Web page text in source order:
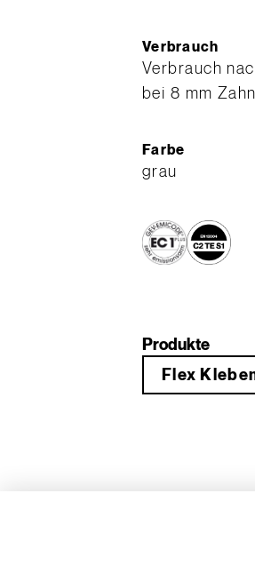
Verbrauch
​Verbrauch
bei 8 mm
Farbe
grau
Produkte